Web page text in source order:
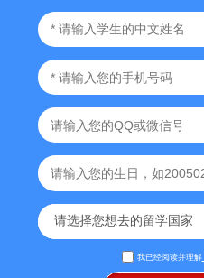
择。
我已经阅读并理解